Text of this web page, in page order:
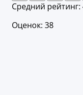
Средний рейтинг:
Оценок: 38